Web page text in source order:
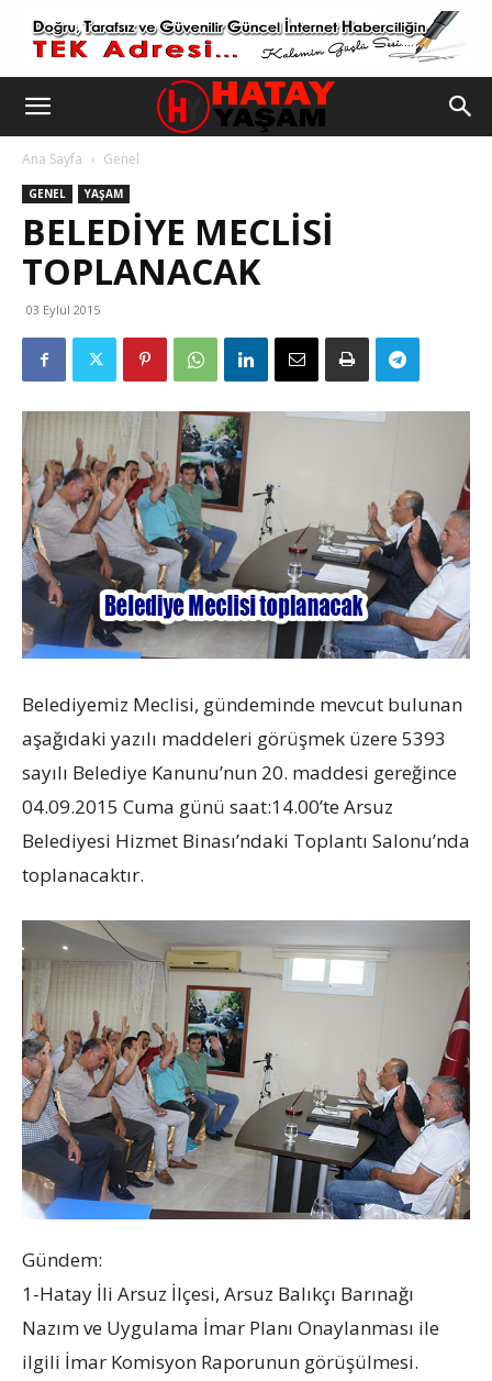
Ana Sayfa Genel
GENEL YAŞAM
BELEDIYE MECLISI
TOPLANACAK
03 Eylül 2015
Belediyemiz Meclisi, gündeminde mevcut bulunan
aşağıdaki yazılı maddeleri görüşmek üzere 5393
sayılı Belediye Kanunu’nun 20. maddesi gereğince
04.09.2015 Cuma günü saat:14.00’te Arsuz
Belediyesi Hizmet Binası’ndaki Toplantı Salonu’nda
toplanacaktır.
Gündem:
1-Hatay İli Arsuz İlçesi, Arsuz Balıkçı Barınağı
Nazım ve Uygulama İmar Planı Onaylanması ile
ilgili İmar Komisyon Raporunun görüşülmesi.